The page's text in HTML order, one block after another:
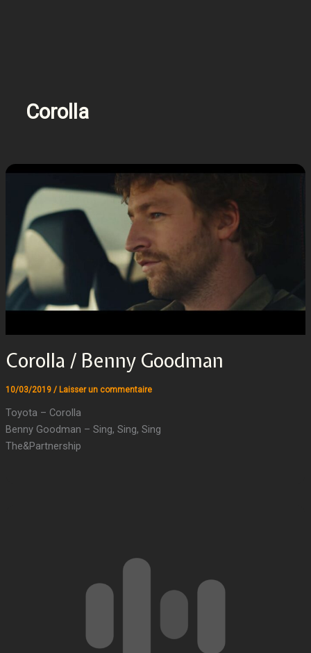
Corolla
Corolla / Benny Goodman
10/03/2019 / Laisser un commentaire
Toyota – Corolla
Benny Goodman – Sing, Sing, Sing
The&Partnership